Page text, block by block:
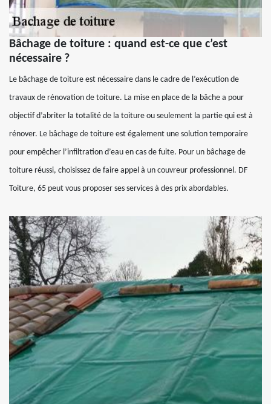
Bâchage de toiture : quand est-ce que c’est
nécessaire ?
Le bâchage de toiture est nécessaire dans le cadre de l’exécution de
travaux de rénovation de toiture. La mise en place de la bâche a pour
objectif d’abriter la totalité de la toiture ou seulement la partie qui est à
rénover. Le bâchage de toiture est également une solution temporaire
pour empêcher l’infiltration d’eau en cas de fuite. Pour un bâchage de
toiture réussi, choisissez de faire appel à un couvreur professionnel. DF
Toiture, 65 peut vous proposer ses services à des prix abordables.